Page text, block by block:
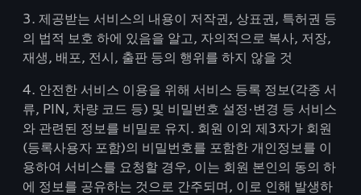
3. 제공받는 서비스의 내용이 저작권, 상표권, 특허권 등
의 법적 보호 하에 있음을 알고, 자의적으로 복사, 저장,
재생, 배포, 전시, 출판 등의 행위를 하지 않을 것
4. 안전한 서비스 이용을 위해 서비스 등록 정보(각종 서
류, PIN, 차량 코드 등) 및 비밀번호 설정·변경 등 서비스
와 관련된 정보를 비밀로 유지. 회원 이외 제3자가 회원
(등록사용자 포함)의 비밀번호를 포함한 개인정보를 이
용하여 서비스를 요청할 경우, 이는 회원 본인의 동의 하
에 정보를 공유하는 것으로 간주되며, 이로 인해 발생하